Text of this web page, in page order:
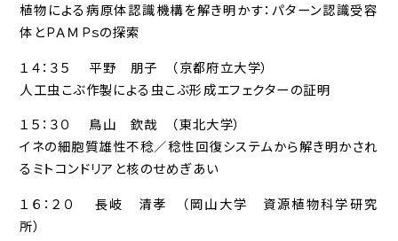
植物による病原体認識機構を解き明かす：パターン認識受容
体とＰＡＭＰｓの探索
１４：３５ 平野 朋子 （京都府立大学）
人工虫こぶ作製による虫こぶ形成エフェクターの証明
１５：３０ 鳥山 欽哉 （東北大学）
イネの細胞質雄性不稔／稔性回復システムから解き明かされ
るミトコンドリアと核のせめぎあい
１６：２０ 長岐 清孝 （岡山大学 資源植物科学研究
所）